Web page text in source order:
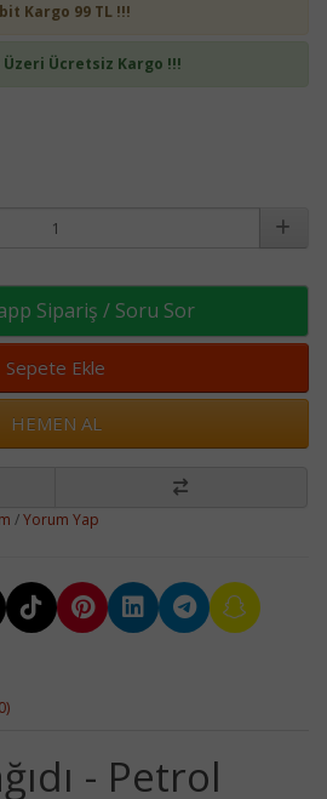
Kargo 99 TL !!!
Üzeri Ücretsiz Kargo !!!
Sipariş / Soru Sor
Sepete Ekle
HEMEN AL
/Yorum Yap
- Petrol